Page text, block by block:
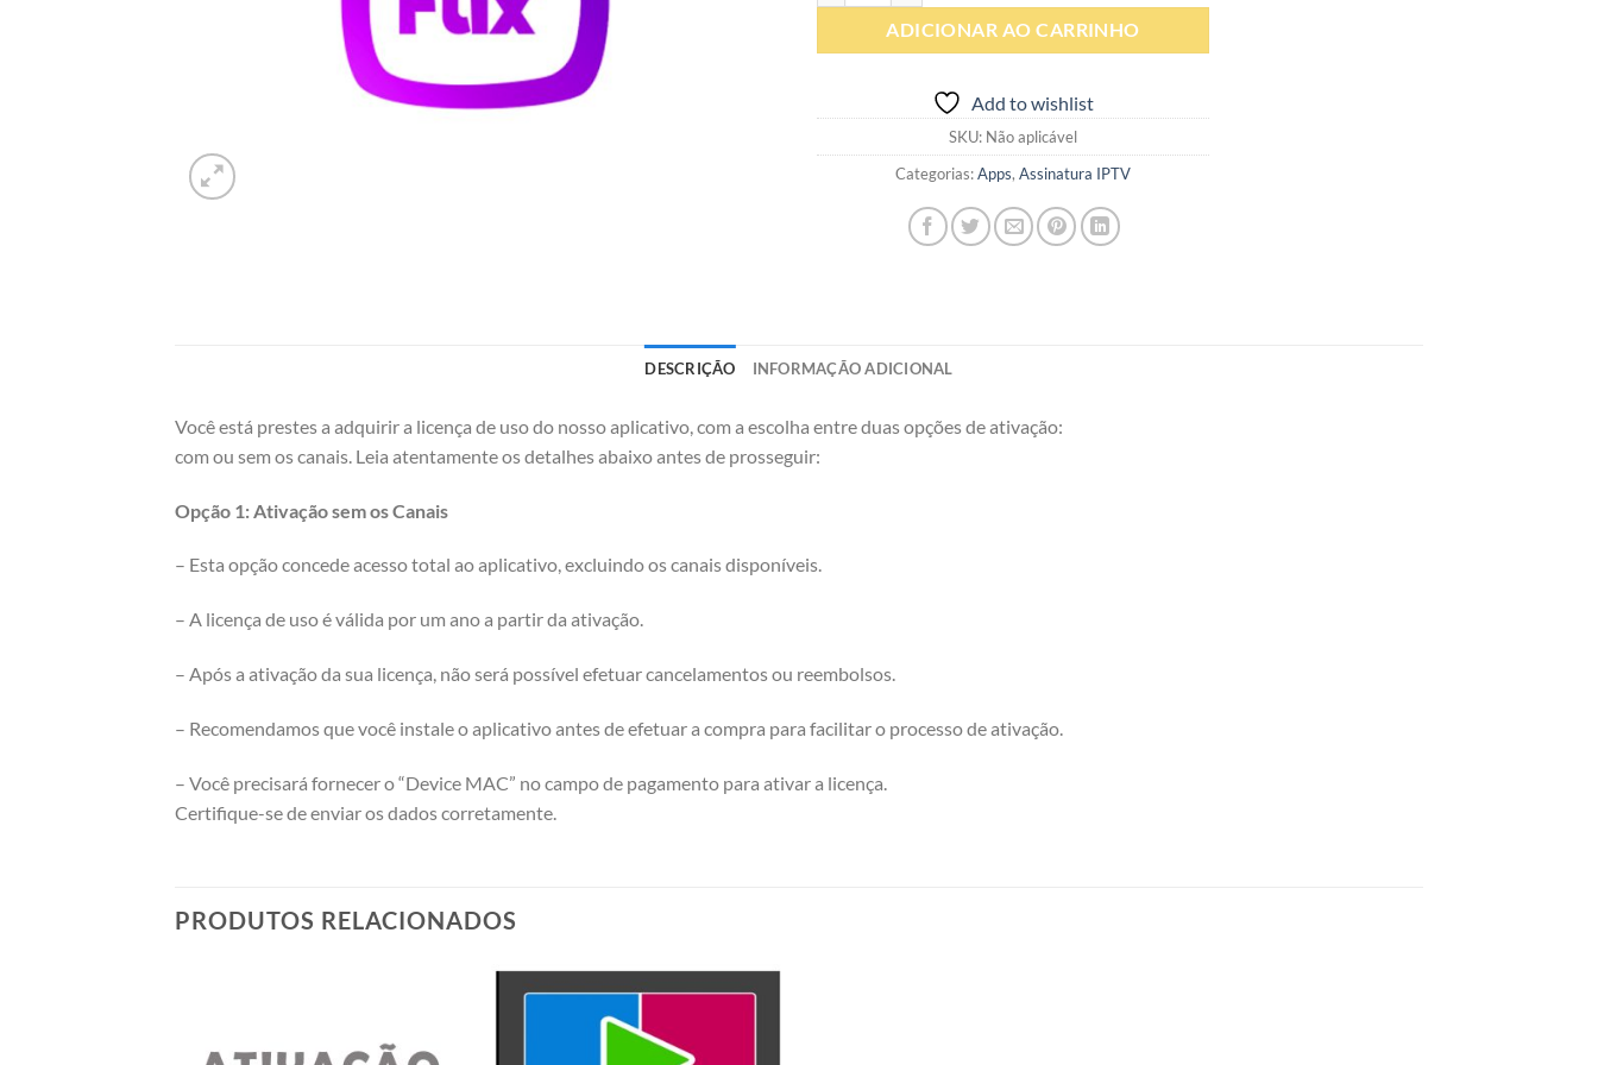
ADICIONAR AO CARRINHO
Add to wishlist
SKU: Não aplicável
Categorias:Apps, Assinatura IPTV
DESCRIÇÃO INFORMAÇÃO ADICIONAL
Você está prestes a adquirir a licença de uso do nosso aplicativo, com a escolha entre duas opções de ativação:
com ou sem os canais. Leia atentamente os detalhes abaixo antes de prosseguir:
Opção 1: Ativação sem os Canais
– Esta opção concede acesso total ao aplicativo, excluindo os canais disponíveis.
– A licença de uso é válida por um ano a partir da ativação.
– Após a ativação da sua licença, não será possível efetuar cancelamentos ou reembolsos.
– Recomendamos que você instale o aplicativo antes de efetuar a compra para facilitar o processo de ativação.
– Você precisará fornecer o “Device MAC” no campo de pagamento para ativar a licença.
Certifique-se de enviar os dados corretamente.
PRODUTOS RELACIONADOS